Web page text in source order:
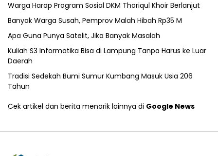
Warga Harap Program Sosial DKM Thoriqul Khoir Berlanjut
Banyak Warga Susah, Pemprov Malah Hibah Rp35 M
Apa Guna Punya Satelit, Jika Banyak Masalah
Kuliah S3 Informatika Bisa di Lampung Tanpa Harus ke Luar
Daerah
Tradisi Sedekah Bumi Sumur Kumbang Masuk Usia 206
Tahun
Cek artikel dan berita menarik lainnya di Google News